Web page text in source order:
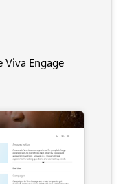
Engage